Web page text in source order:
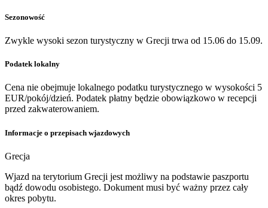
Sezonowość
Zwykle wysoki sezon turystyczny w Grecji trwa od 15.06 do 15.09.
Podatek lokalny
Cena nie obejmuje lokalnego podatku turystycznego w wysokości 5
EUR/pokój/dzień. Podatek płatny będzie obowiązkowo w recepcji
przed zakwaterowaniem.
Informacje o przepisach wjazdowych
Grecja
Wjazd na terytorium Grecji jest możliwy na podstawie paszportu
bądź dowodu osobistego. Dokument musi być ważny przez cały
okres pobytu.